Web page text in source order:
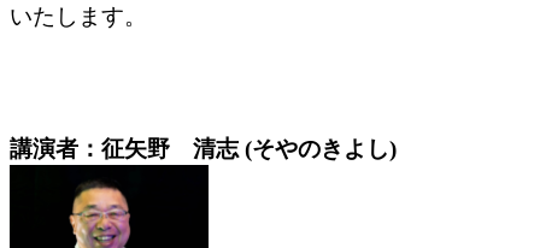
いたします。
講演者：征矢野 清志 (そやのきよし)